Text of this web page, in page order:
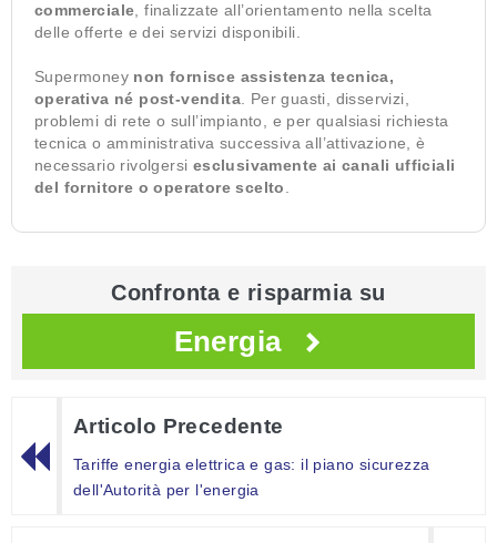
commerciale , finalizzate all’orientamento nella scelta
delle offerte e dei servizi disponibili.
Supermoney non fornisce assistenza tecnica,
operativa né post-vendita . Per guasti, disservizi,
problemi di rete o sull’impianto, e per qualsiasi richiesta
tecnica o amministrativa successiva all’attivazione, è
necessario rivolgersi esclusivamente ai canali ufficiali
del fornitore o operatore scelto
Confronta e risparmia su
Energia
Articolo Precedente
Tariffe energia elettrica e gas: il piano sicurezza
dell'Autorità per l'energia